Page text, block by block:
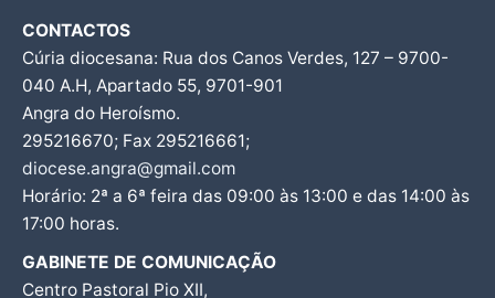
CONTACTOS
Cúria diocesana: Rua dos Canos Verdes, 127 – 9700-
040 A.H, Apartado 55, 9701-901
Angra do Heroísmo.
295216670; Fax 295216661;
diocese.angra@gmail.com
Horário: 2ª a 6ª feira das 09:00 às 13:00 e das 14:00 às
17:00 horas.
GABINETE DE COMUNICAÇÃO
Centro Pastoral Pio XII,